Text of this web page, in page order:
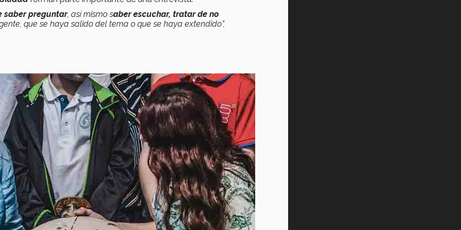
saber preguntar, así mismo saber escuchar, tratar de no
que se haya salido del tema o que se haya extendido”,